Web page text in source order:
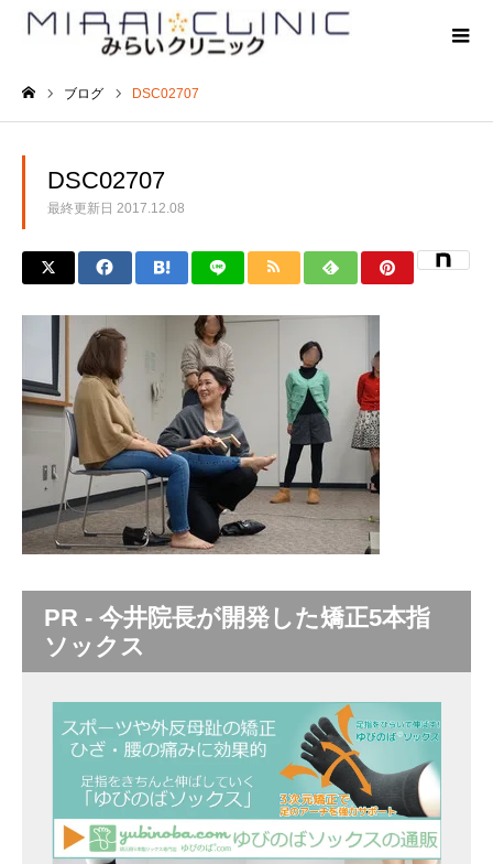
ブログ DSC02707
DSC02707
最終更新日 2017.12.08
PR - 今井院長が開発した矯正5本指
ソックス